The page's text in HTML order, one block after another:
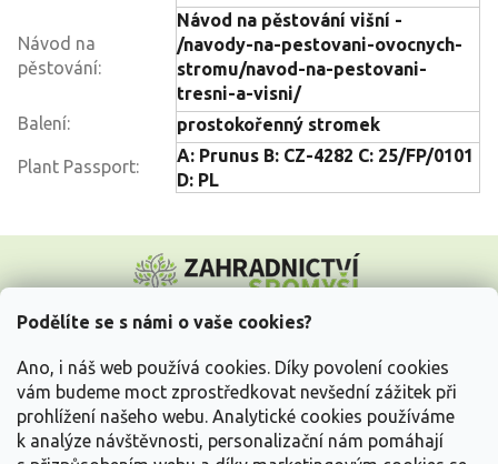
Podělíte se s námi o vaše cookies?
Ano, i náš web používá cookies. Díky povolení cookies
vám budeme moct zprostředkovat nevšední zážitek při
prohlížení našeho webu. Analytické cookies používáme
k analýze návštěvnosti, personalizační nám pomáhají
Návod na
pěstování:
Návod na pěstování višní -
/navody-na-pestovani-ovocnych-
stromu/navod-na-pestovani-
tresni-a-visni/
Balení: prostokořenný stromek
Plant Passport:
A: Prunus B: CZ-4282 C: 25/FP/0101
D: PL
p
Vše o nákupu
Informace pro Vás